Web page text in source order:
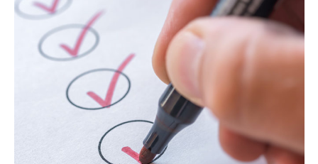
よくある質問
資料請求(無料)